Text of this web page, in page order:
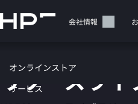
イ
テ
サポート 会社情報
オンラインストア
サービス
リソースライ